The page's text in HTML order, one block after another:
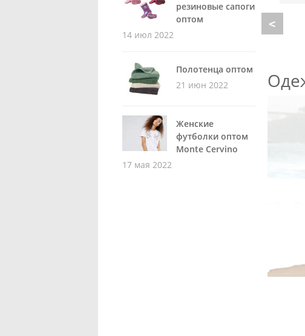
резиновые сапоги
оптом
14 июл 2022
Полотенца оптом
21 июн 2022
Женские
футболки оптом
Monte Cervino
17 мая 2022